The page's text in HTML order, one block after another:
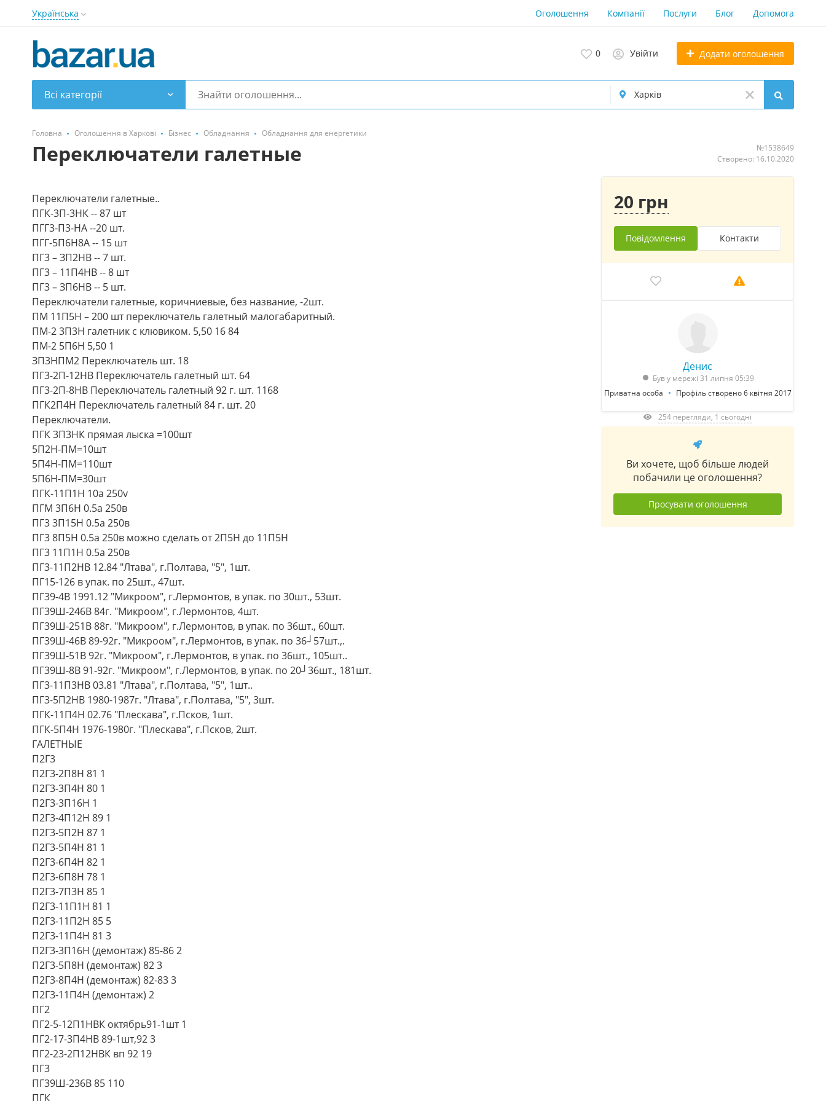
Українська Оголошення Компанії Послуги Блог Допомога
0 Увійти Додати оголошення
Всі категорії
Головна Оголошення в Харкові Бізнес Обладнання Обладнання для енергетики
Переключатели галетные
№1538649
Створено: 16.10.2020
Переключатели галетные..
ПГК-3П-3НК -- 87 шт
ПГГ3-П3-НА --20 шт.
ПГГ-5П6Н8А -- 15 шт
ПГ3 – ЗП2НВ -- 7 шт.
ПГ3 – 11П4НВ -- 8 шт
ПГ3 – ЗП6НВ -- 5 шт.
Переключатели галетные, коричниевые, без название, -2шт.
ПМ 11П5Н – 200 шт переключатель галетный малогабаритный.
ПМ-2 3П3Н галетник с клювиком. 5,50 16 84
ПМ-2 5П6Н 5,50 1
ЗП3НПМ2 Переключатель шт. 18
ПГ3-2П-12НВ Переключатель галетный шт. 64
ПГ3-2П-8НВ Переключатель галетный 92 г. шт. 1168
ПГК2П4Н Переключатель галетный 84 г. шт. 20
Переключатели.
ПГК 3П3НК прямая лыска =100шт
5П2Н-ПМ=10шт
5П4Н-ПМ=110шт
5П6Н-ПМ=30шт
ПГК-11П1Н 10a 250v
ПГМ 3П6Н 0.5а 250в
ПГ3 3П15Н 0.5а 250в
ПГ3 8П5Н 0.5а 250в можно сделать от 2П5Н до 11П5Н
ПГ3 11П1Н 0.5а 250в
ПГ3-11П2НВ 12.84 "Лтава", г.Полтава, "5", 1шт.
ПГ15-126 в упак. по 25шт., 47шт.
ПГ39-4В 1991.12 "Микроом", г.Лермонтов, в упак. по 30шт., 53шт.
ПГ39Ш-246В 84г. "Микроом", г.Лермонтов, 4шт.
ПГ39Ш-251В 88г. "Микроом", г.Лермонтов, в упак. по 36шт., 60шт.
ПГ39Ш-46В 89-92г. "Микроом", г.Лермонтов, в упак. по 36┘57шт.,.
ПГ39Ш-51В 92г. "Микроом", г.Лермонтов, в упак. по 36шт., 105шт..
ПГ39Ш-8В 91-92г. "Микроом", г.Лермонтов, в упак. по 20┘36шт., 181шт.
ПГ3-11П3НВ 03.81 "Лтава", г.Полтава, "5", 1шт..
ПГ3-5П2НВ 1980-1987г. "Лтава", г.Полтава, "5", 3шт.
ПГК-11П4Н 02.76 "Плескава", г.Псков, 1шт.
ПГК-5П4Н 1976-1980г. "Плескава", г.Псков, 2шт.
ГАЛЕТНЫЕ
П2Г3
П2Г3-2П8Н 81 1
П2Г3-3П4Н 80 1
П2Г3-3П16Н 1
П2Г3-4П12Н 89 1
П2Г3-5П2Н 87 1
П2Г3-5П4Н 81 1
П2Г3-6П4Н 82 1
П2Г3-6П8Н 78 1
П2Г3-7П3Н 85 1
П2Г3-11П1Н 81 1
П2Г3-11П2Н 85 5
П2Г3-11П4Н 81 3
П2Г3-3П16Н (демонтаж) 85-86 2
П2Г3-5П8Н (демонтаж) 82 3
П2Г3-8П4Н (демонтаж) 82-83 3
П2Г3-11П4Н (демонтаж) 2
ПГ2
ПГ2-5-12П1НВК октябрь91-1шт 1
ПГ2-17-3П4НВ 89-1шт,92 3
ПГ2-23-2П12НВК вп 92 19
ПГ3
ПГ39Ш-236В 85 110
ПГК
20 грн
Повідомлення Контакти
Денис
Був у мережі 31 липня 05:39
Приватна особа
Профіль створено 6 квітня 2017
254 перегляди, 1 сьогодні
Ви хочете, щоб більше людей
побачили це оголошення?
Просувати оголошення